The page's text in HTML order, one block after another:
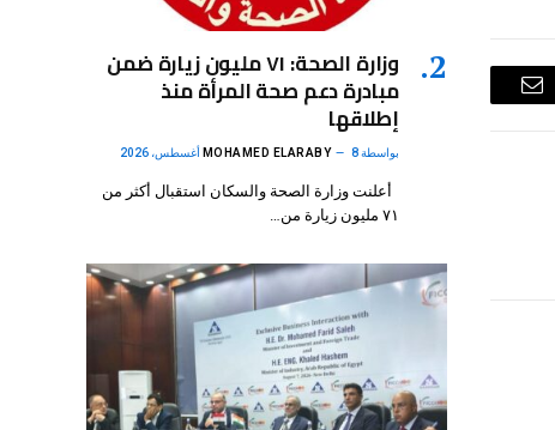
البريد
وزارة الصحة: ٧١ مليون زيارة ضمن
مبادرة دعم صحة المرأة منذ
إطلاقها
بواسطة MOHAMED ELARABY 8 أغسطس، 2026
أعلنت وزارة الصحة والسكان استقبال أكثر من
٧١ مليون زيارة من…